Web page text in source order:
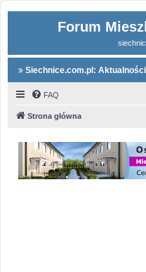
Forum
Siechnice.com.pl:
FAQ
Strona główna